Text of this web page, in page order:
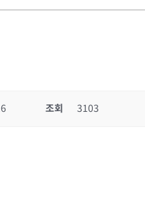
조회 3103